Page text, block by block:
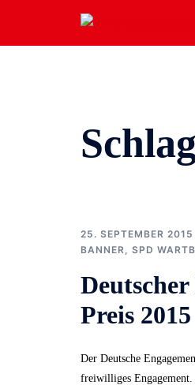
springen
25. SEPTEMBER 2015
BANNER
SPD
Preis 2015
Der Deutsche
freiwilliges Engagement.